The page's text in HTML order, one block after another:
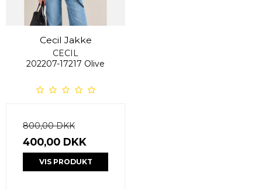
Cecil Jakke
CECIL
202207-17217 Olive
800,00 DKK
400,00 DKK
VIS PRODUKT